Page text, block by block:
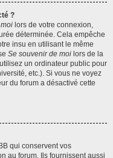
?
lors de votre connexion,
déterminée. Cela empêche
insu en utilisant le même
Se souvenir de moi lors de la
un ordinateur public pour
etc.). Si vous ne voyez
du forum a désactivé cette
qui conservent vos
au forum. Ils fournissent aussi